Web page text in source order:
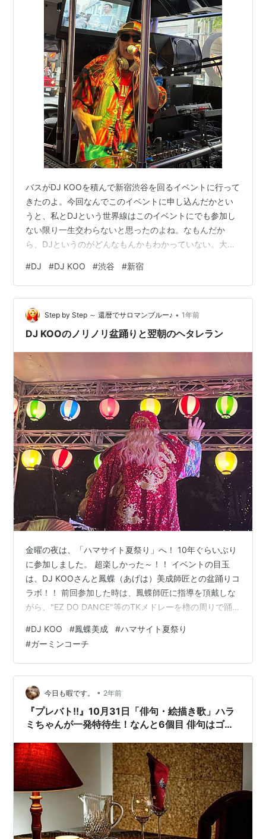
バスがDJ KOOを積んで新宿渋谷を回るイベントに行って
きたのよ。今回なんでこのイベントに申し込んだかとい
うと、私とDJという世界線はこのイベントにでも参加し
ない限り一生交わらないと思ったのよね。なもんだか
ら、DJというのがどんなもんかもわかっていない。大慌
なく続けるところが１つの特徴らしいのよね。 当日、新
宿のビルへ行き、手続きを済ませてバスに乗り込む。車
内はミラーボールみたいに赤青緑と輝いていて期待が煽
られる。きっと特注のバスなんだわ。あと缶のドリンク
が一本プレゼントされる。 そうこうしてるうちにDJ
#DJ #DJ KOO #渋谷 #新宿
Step by Step ～ 還暦でサロマンブルー♪ • 1年前
DJ KOOのノリノリ盆踊りと翌朝のヘタレラン
金曜の夜は、「ハマサイト夏祭り」へ！ 10年ぐらいぶり
に参加しました。 超楽しかった～！！ イベントの目玉
は、DJ KOOさんと鳳蝶（あげは）美成師匠との盆踊りコ
ラボ！！ 前回参加した時は、鳳蝶師匠に指導を頂戴しな
がら、"EZ DO DANCE"等のTKメドレーを櫓の周りで踊
で踊るDJ KOOさんと鳳蝶師匠の盆踊りをノリノリで鑑賞
する感じ。 それはそれで良かったです。 楽し過ぎて、ビ
ール飲み過ぎました(^_^;) で、翌土曜日。 朝超眠かった
けど、走りに行きました。 あ、40分ほど寝過ごしたた
め、スタートがだいぶ遅くなりましたが(^^; この…
#DJ KOO #鳳蝶美成 #ハマサイト夏祭り
#ガーミンコーチ
今日も暇です。 • 2年前
『プレバト!!』10月31日「俳句・絵描き歌」ハラ
ミちゃんが一発特待生！なんと6個目 俳句はゴッ